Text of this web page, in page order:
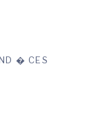
� CES